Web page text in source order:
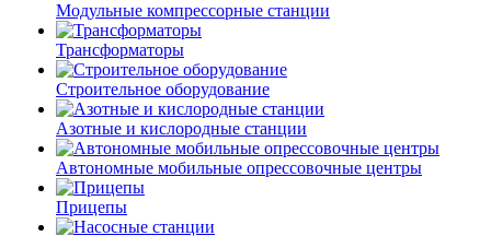
Модульные компрессорные станции
Трансформаторы
Строительное оборудование
Азотные и кислородные станции
Автономные мобильные опрессовочные центры
Прицепы